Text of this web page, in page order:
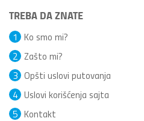
TREBA DA ZNATE
Ko smo mi?
1
Zašto mi?
2
Opšti uslovi putovanja
3
Uslovi korišćenja sajta
4
Kontakt
5